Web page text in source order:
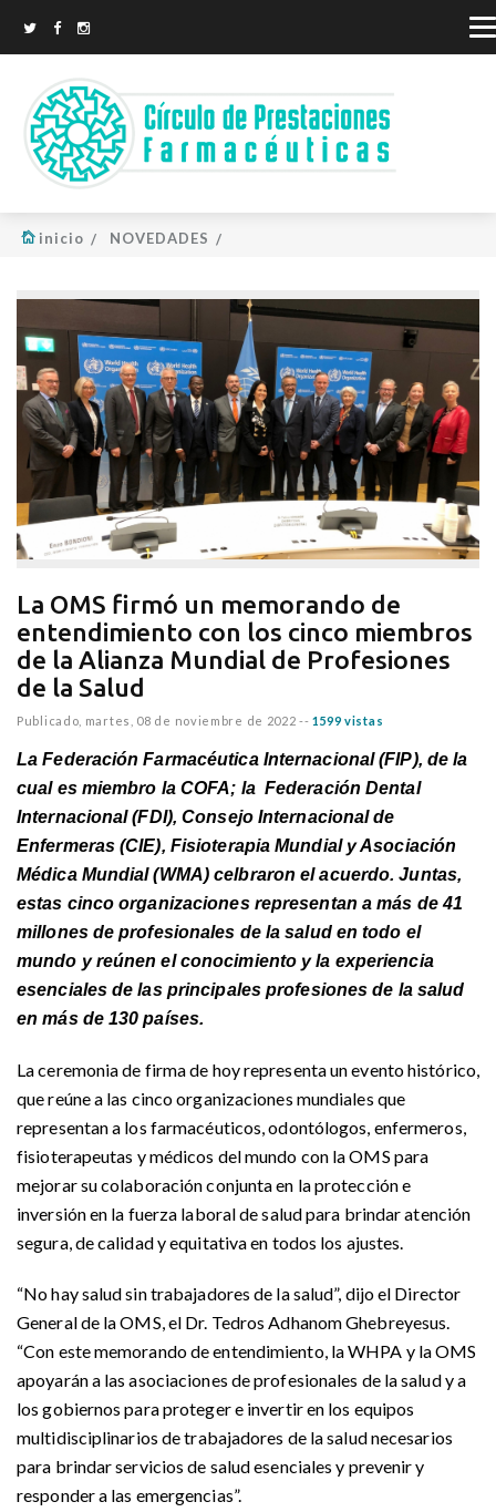
inicio NOVEDADES
La OMS firmó un memorando de
entendimiento con los cinco miembros
de la Alianza Mundial de Profesiones
de la Salud
Publicado, martes, 08 de noviembre de 2022 -- 1599 vistas
La Federación Farmacéutica Internacional (FIP), de la
cual es miembro la COFA; la Federación Dental
Internacional (FDI), Consejo Internacional de
Enfermeras (CIE), Fisioterapia Mundial y Asociación
Médica Mundial (WMA) celbraron el acuerdo. Juntas,
estas cinco organizaciones representan a más de 41
millones de profesionales de la salud en todo el
mundo y reúnen el conocimiento y la experiencia
esenciales de las principales profesiones de la salud
en más de 130 países.
La ceremonia de firma de hoy representa un evento histórico,
que reúne a las cinco organizaciones mundiales que
representan a los farmacéuticos, odontólogos, enfermeros,
fisioterapeutas y médicos del mundo con la OMS para
mejorar su colaboración conjunta en la protección e
inversión en la fuerza laboral de salud para brindar atención
segura, de calidad y equitativa en todos los ajustes.
“No hay salud sin trabajadores de la salud”, dijo el Director
General de la OMS, el Dr. Tedros Adhanom Ghebreyesus.
“Con este memorando de entendimiento, la WHPA y la OMS
apoyarán a las asociaciones de profesionales de la salud y a
los gobiernos para proteger e invertir en los equipos
multidisciplinarios de trabajadores de la salud necesarios
para brindar servicios de salud esenciales y prevenir y
responder a las emergencias”.